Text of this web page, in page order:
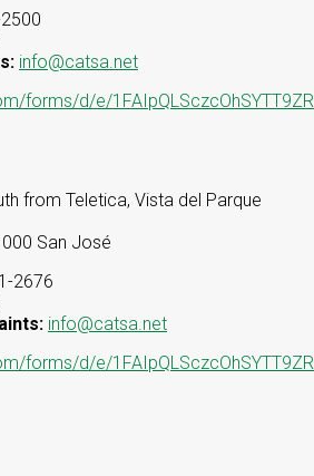
info@catsa.net
forms/d/e/
from Teletica, Vista del Parque
San José
2676
info@catsa.net
forms/d/e/